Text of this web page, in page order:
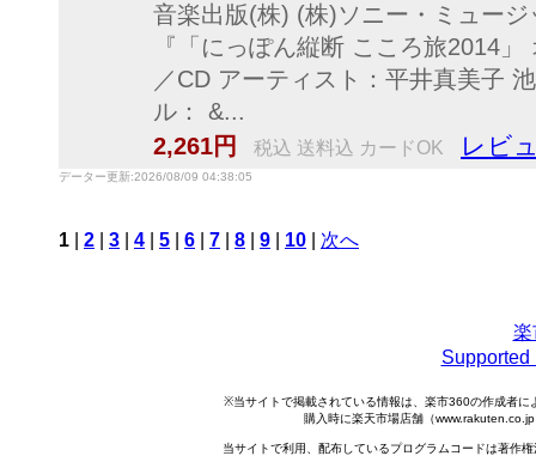
音楽出版(株) (株)ソニー・ミュー
『「にっぽん縦断 こころ旅2014
／CD アーティスト：平井真美子
ル： &...
2,261円
税込 送料込 カードOK レビ
データー更新:2026/08/09 04:38:05
1 2 3 4 5 6 7 8 9 10 次へ
楽
Supported
※当サイトで掲載されている情報は、楽市360の作成者
購入時に楽天市場店舗（
当サイトで利用、配布しているプログラムコードは著作